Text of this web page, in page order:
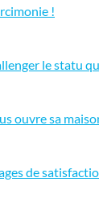
!
le statu
ouvre sa
de